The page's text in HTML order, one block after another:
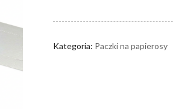
Kategoria: Paczki na papierosy